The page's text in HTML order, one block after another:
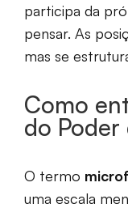
participa da
pensar. As
mas se
Como
do Poder
O termo
uma escala